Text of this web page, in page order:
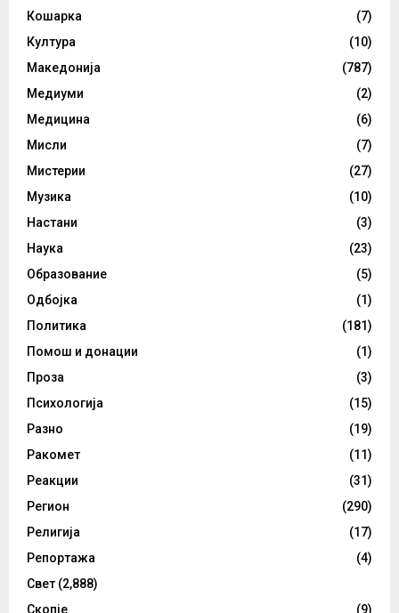
Кошарка
(7)
Култура
(10)
Македонија
(787)
Медиуми
(2)
Медицина
(6)
Мисли
(7)
Мистерии
(27)
Музика
(10)
Настани
(3)
Наука
(23)
Образование
(5)
Одбојка
(1)
Политика
(181)
Помош и донации
(1)
Проза
(3)
Психологија
(15)
Разно
(19)
Ракомет
(11)
Реакции
(31)
Регион
(290)
Религија
(17)
Репортажа
(4)
Свет (2,888)
Скопје
(9)